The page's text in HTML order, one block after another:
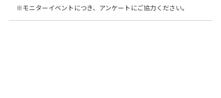
※モニターイベントにつき、アンケートにご協力ください。